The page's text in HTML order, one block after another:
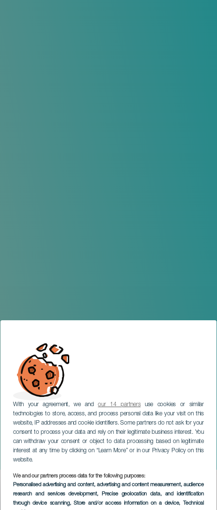
With your agreement, we andour 14 partnersuse cookies or similar
technologies to store, access, and process personal data like your visit on this
website, IP addresses and cookie identifiers. Some partners do not ask for your
consent to process your data and rely on their legitimate business interest. You
can withdraw your consent or object to data processing based on legitimate
interest at any time by clicking on “Learn More” or in our Privacy Policy on this
website.
We and our partners process data for the following purposes:
Personalised advertising and content, advertising and content measurement, audience
research and services development, Precise geolocation data, and identification
through device scanning, Store and/or access information on a device, Technical
Poco (o alguien dirá que
nos equivocamos)
TENERIFE
Imagen
Listado